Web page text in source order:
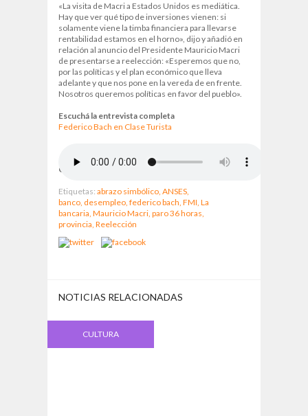
«La visita de Macri a Estados Unidos es mediática.
Hay que ver qué tipo de inversiones vienen: si
solamente viene la timba financiera para llevarse
rentabilidad estamos en el horno», dijo y añadió en
relación al anuncio del Presidente Mauricio Macri
de presentarse a reelección: «Esperemos que no,
por las políticas y el plan económico que lleva
adelante y que nos pone en la vereda de en frente.
Nosotros queremos políticas en favor del pueblo».
Escuchá la entrevista completa
Federico Bach en Clase Turista
Clase Turista, lunes a viernes de 9 a 12 horas.
Etiquetas: abrazo simbólico, ANSES,
banco, desempleo, federico bach, FMI, La
bancaria, Mauricio Macri, paro 36 horas,
provincia, Reelección
NOTICIAS RELACIONADAS
CULTURA